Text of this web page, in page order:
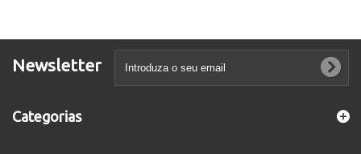
Newsletter
Categorias